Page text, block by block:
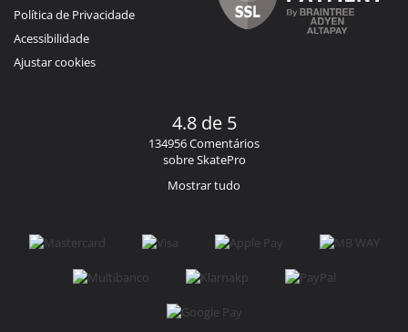
Política de Privacidade
Acessibilidade
Ajustar cookies
4.8 de 5
134956 Comentários
sobre SkatePro
Mostrar tudo